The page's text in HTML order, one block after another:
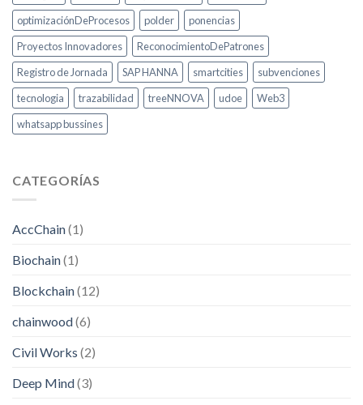
optimizaciónDeProcesos
polder
ponencias
Proyectos Innovadores
ReconocimientoDePatrones
Registro de Jornada
SAP HANNA smartcities
subvenciones
tecnologia
trazabilidad treeNNOVA udoe
Web3
whatsapp bussines
CATEGORÍAS
AccChain(1)
Biochain(1)
Blockchain(12)
chainwood(6)
Civil Works (2)
Deep Mind(3)